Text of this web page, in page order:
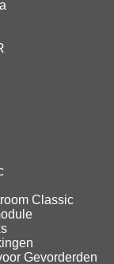
Classic
Gevorderden